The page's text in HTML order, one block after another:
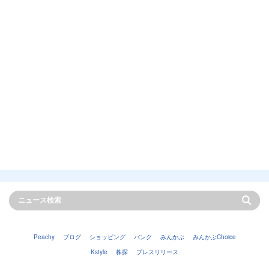
Peachy ブログ ショッピング バンク みんかぶ
みんかぶChoice
Kstyle
株探 プレスリリース